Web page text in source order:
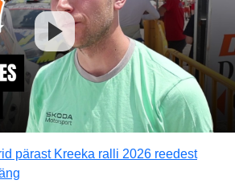
pärast Kreeka ralli 2026 reedest